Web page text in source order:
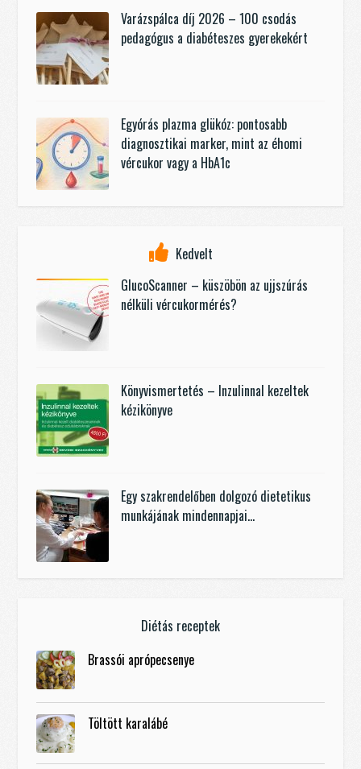
Varázspálca díj 2026 – 100 csodás
pedagógus a diabéteszes gyerekekért
Egyórás plazma glükóz: pontosabb
diagnosztikai marker, mint az éhomi
vércukor vagy a HbA1c
Kedvelt
GlucoScanner – küszöbön az ujjszúrás
nélküli vércukormérés?
Könyvismertetés – Inzulinnal kezeltek
kézikönyve
Egy szakrendelőben dolgozó dietetikus
munkájának mindennapjai…
Diétás receptek
Brassói aprópecsenye
Töltött karalábé